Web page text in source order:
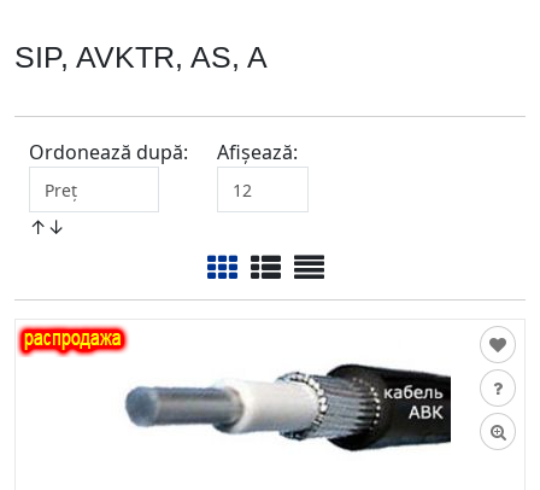
SIP, AVKTR, AS, A
Ordonează după:
↑↓
Afișează: